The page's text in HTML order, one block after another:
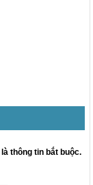
là thông tin bắt buộc.